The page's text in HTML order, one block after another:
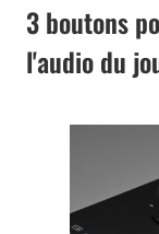
3 boutons
l'audio du